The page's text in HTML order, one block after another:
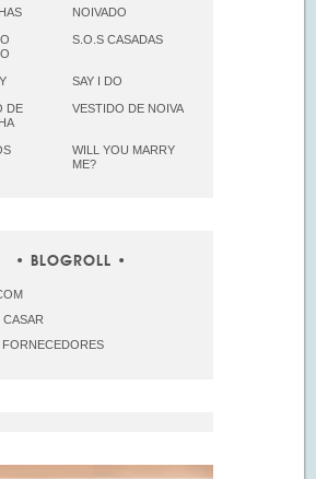
NOIVADO
S.O.S CASADAS
SAY I DO
DE
VESTIDO DE NOIVA
WILL YOU MARRY
ME?
BLOGROLL
CASAR
FORNECEDORES